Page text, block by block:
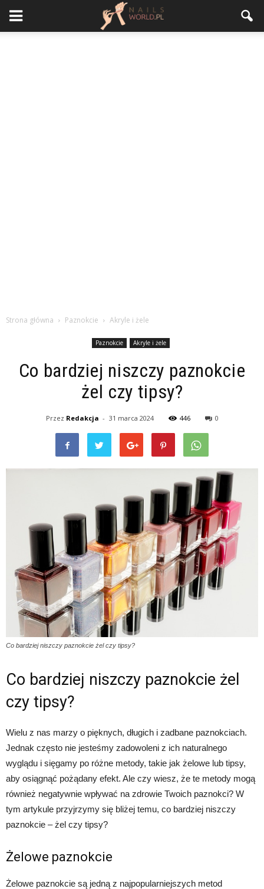
Strona główna Paznokcie Akryle i żele
Paznokcie Akryle i żele
Co bardziej niszczy paznokcie
żel czy tipsy?
Przez Redakcja - 31 marca 2024 446 0
Co bardziej niszczy paznokcie żel czy tipsy?
Co bardziej niszczy paznokcie żel
czy tipsy?
Wielu z nas marzy o pięknych, długich i zadbane paznokciach.
Jednak często nie jesteśmy zadowoleni z ich naturalnego
wyglądu i sięgamy po różne metody, takie jak żelowe lub tipsy,
aby osiągnąć pożądany efekt. Ale czy wiesz, że te metody mogą
również negatywnie wpływać na zdrowie Twoich paznokci? W
tym artykule przyjrzymy się bliżej temu, co bardziej niszczy
paznokcie – żel czy tipsy?
Żelowe paznokcie
Żelowe paznokcie są jedną z najpopularniejszych metod